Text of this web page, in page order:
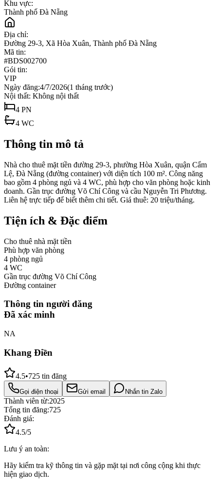
Khu vực:
Thành phố Đà Nẵng
Địa chỉ:
Đường 29-3, Xã Hòa Xuân, Thành phố Đà Nẵng
Mã tin:
#BDS002700
Gói tin:
VIP
Ngày đăng:4/7/2026(1 tháng trước)
Nội thất: Không nội thất
4 PN
4 WC
Thông tin mô tả
Nhà cho thuê mặt tiền đường 29-3, phường Hòa Xuân, quận Cẩm
Lệ, Đà Nẵng (đường container) với diện tích 100 m². Công năng
bao gồm 4 phòng ngủ và 4 WC, phù hợp cho văn phòng hoặc kinh
doanh. Gần trục đường Võ Chí Công và cầu Nguyễn Tri Phương.
Liên hệ trực tiếp để biết thêm chi tiết. Giá thuê: 20 triệu/tháng.
Tiện ích & Đặc điểm
Cho thuê nhà mặt tiền
Phù hợp văn phòng
4 phòng ngủ
4 WC
Gần trục đường Võ Chí Công
Đường container
Thông tin người đăng
Đã xác minh
NA
Khang Điền
4.5•725 tin đăng
Gọi điện thoại Gửi email Nhắn tin Zalo
Thành viên từ:2025
Tổng tin đăng:725
Đánh giá:
4.5/5
Lưu ý an toàn:
Hãy kiểm tra kỹ thông tin và gặp mặt tại nơi công cộng khi thực
hiện giao dịch.